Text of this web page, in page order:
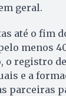
geral.
até o fim
menos
registro de
e a
parceiras